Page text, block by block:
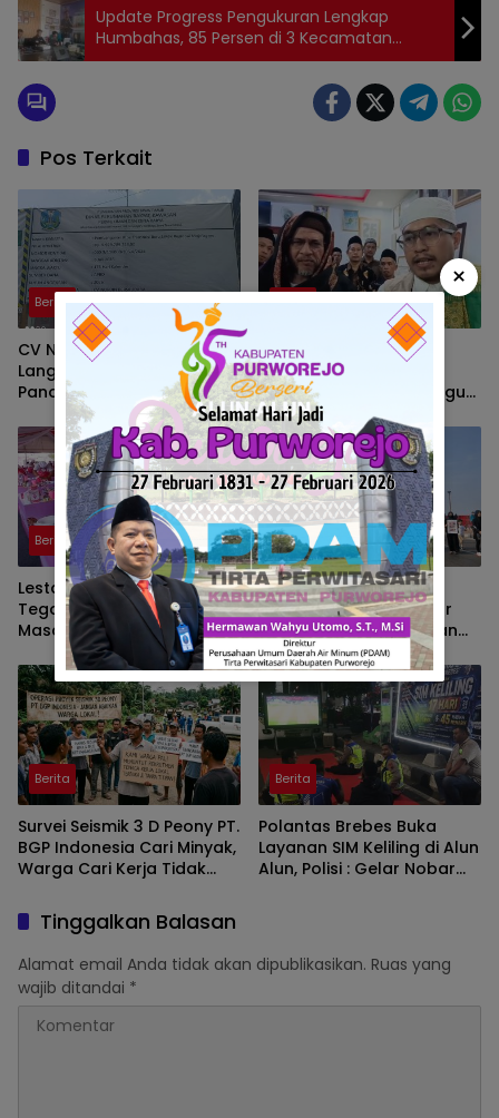
Update Progress Pengukuran Lengkap
Humbahas, 85 Persen di 3 Kecamatan
Selesai
Pos Terkait
Berita
CV Nurdin Bersaudara
Langgar K3, PT Konindo
Panorama Konsultan Lalai
Pengawasan Proyek SPAM
Berita
Istighosah dan Titian
Muhibbah di Ponpes Al
Hasaniyah Brebes, Bangun
Spirit Dakwah Syekh
Jumadil Kubro dan Wali
Songo
Berita
Lestarikan Kuliner Pesisir
Tegal, 40 Chef Ikuti Lomba
Masak Udang – Cumi
Berita
“Belum Merdeka dari
Asap”: Rawang ID Gelar
Aksi Kreatif di Jembatan
Ampera
Berita
Survei Seismik 3 D Peony PT.
BGP Indonesia Cari Minyak,
Warga Cari Kerja Tidak
Berita
Polantas Brebes Buka
Layanan SIM Keliling di Alun
Alun, Polisi : Gelar Nobar
Tinggalkan Balasan
Alamat email Anda tidak akan dipublikasikan. Ruas yang
wajib ditandai *
×